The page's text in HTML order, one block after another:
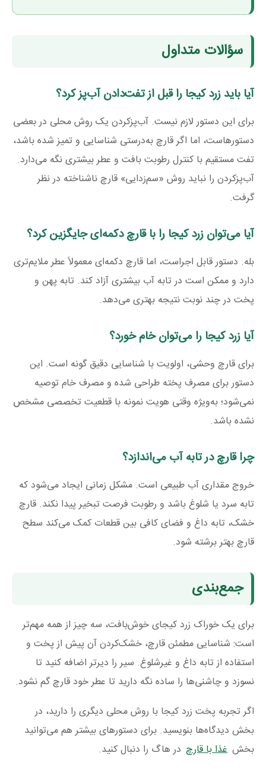
سؤالات متداول
آیا باید زرد کیجا را قبل از تفت‌دادن آب‌پز کرد؟
برای این دستور لازم نیست. آب‌پزکردن یک روش محلی در بعضی
دستورهاست، اما اگر قارچ به‌درستی شناسایی و تمیز شده باشد،
تفت مستقیم با کنترل رطوبت بافت و عطر بیشتری نگه می‌دارد.
آب‌پزکردن را نباید روش «سم‌زدایی» قارچ ناشناخته در نظر
گرفت.
آیا می‌توان زرد کیجا را با قارچ دکمه‌ای جایگزین کرد؟
بله. دستور قابل اجراست، اما قارچ دکمه‌ای معمولاً عطر ملایم‌تری
دارد و ممکن است در تابه آب بیشتری آزاد کند. تابه پهن و
پخت در چند نوبت نتیجه بهتری می‌دهد.
آیا زرد کیجا را می‌توان خام خورد؟
برای قارچ وحشی، اولویت با شناسایی دقیق گونه است. این
دستور برای مصرف پخته طراحی شده و مصرف خام توصیه
نمی‌شود؛ به‌ویژه وقتی هویت نمونه با قطعیت تخصصی مشخص
نشده باشد.
چرا قارچ در تابه آب می‌اندازد؟
خروج مقداری آب طبیعی است. مشکل زمانی ایجاد می‌شود که
تابه سرد یا شلوغ باشد و رطوبت فرصت تبخیر پیدا نکند. قارچ
خشک، تابه داغ و فضای کافی بین قطعات کمک می‌کند سطح
قارچ بهتر برشته شود.
جمع‌بندی
برای یک خوراک زرد کیجای خوش‌بافت، سه چیز از همه مهم‌تر
است: شناسایی مطمئن قارچ، خشک‌کردن آن پیش از پخت و
استفاده از تابه داغ و غیرشلوغ. سیر را دیرتر اضافه کنید تا
نسوزد و چاشنی‌ها را ساده نگه دارید تا عطر خود قارچ گم نشود.
اگر تجربه پخت زرد کیجا با روش محلی دیگری را دارید، در
بخش دیدگاه‌ها بنویسید. برای دستورهای بیشتر هم می‌توانید
بخش غذا با قارچ در هاگ را دنبال کنید.